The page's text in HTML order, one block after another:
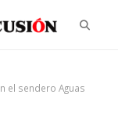
el sendero Aguas